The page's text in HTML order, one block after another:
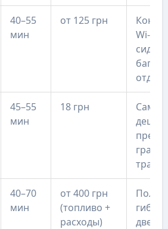
40–55
мин
от 125 грн
Wi-Fi,
45–55
мин
18 грн
Самый
40–70
мин
от 400 грн
(топливо +
расходы)
двери